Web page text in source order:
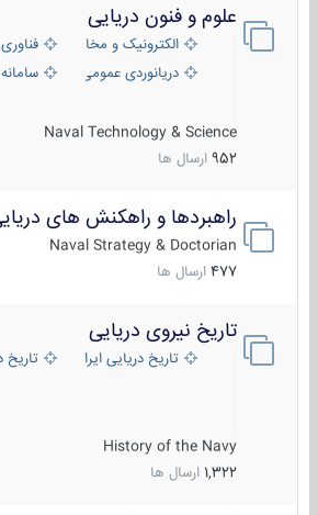
علوم و فنون دریایی
الکترونیک و مخابرات دریاییفناوری
دریانوردی عمومی
سامانه
Naval Technology & Science
952 ارسال ها
راهبردها و راهکنش های دریایی
Naval Strategy & Doctorian
477 ارسال ها
تاریخ نیروی دریایی
تاریخ دریایی ایران تاریخ
History of the Navy
1,322 ارسال ها